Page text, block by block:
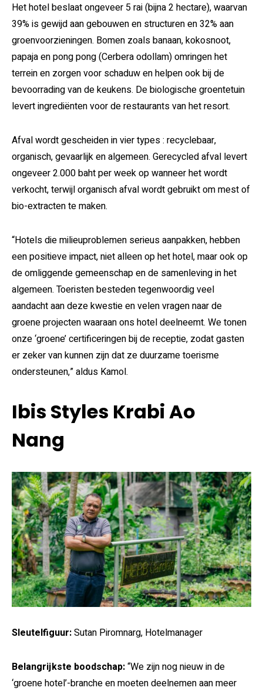
Het hotel beslaat ongeveer 5 rai (bijna 2 hectare), waarvan
39% is gewijd aan gebouwen en structuren en 32% aan
groenvoorzieningen. Bomen zoals banaan, kokosnoot,
papaja en pong pong (Cerbera odollam) omringen het
terrein en zorgen voor schaduw en helpen ook bij de
bevoorrading van de keukens. De biologische groentetuin
levert ingrediënten voor de restaurants van het resort.
Afval wordt gescheiden in vier types : recyclebaar,
organisch, gevaarlijk en algemeen. Gerecycled afval levert
ongeveer 2.000 baht per week op wanneer het wordt
verkocht, terwijl organisch afval wordt gebruikt om mest of
bio-extracten te maken.
“Hotels die milieuproblemen serieus aanpakken, hebben
een positieve impact, niet alleen op het hotel, maar ook op
de omliggende gemeenschap en de samenleving in het
algemeen. Toeristen besteden tegenwoordig veel
aandacht aan deze kwestie en velen vragen naar de
groene projecten waaraan ons hotel deelneemt. We tonen
onze ‘groene’ certificeringen bij de receptie, zodat gasten
er zeker van kunnen zijn dat ze duurzame toerisme
ondersteunen,” aldus Kamol.
Ibis Styles Krabi Ao
Nang
Sleutelfiguur:Sutan Piromnarg, Hotelmanager
Belangrijkste boodschap:“We zijn nog nieuw in de
‘groene hotel’-branche en moeten deelnemen aan meer